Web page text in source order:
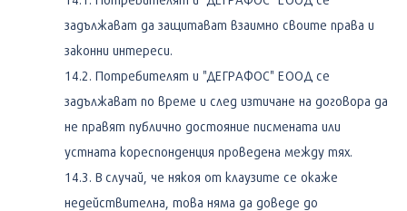
задължават да защитават взаимно своите права и
законни интереси.
Потребителят и "ДЕГРАФОС" ЕООД се
задължават по време и след изтичане на договора да
не правят публично достояние писмената или
устната кореспонденция проведена между тях.
В случай, че някоя от клаузите се окаже
недействителна, това няма да доведе до